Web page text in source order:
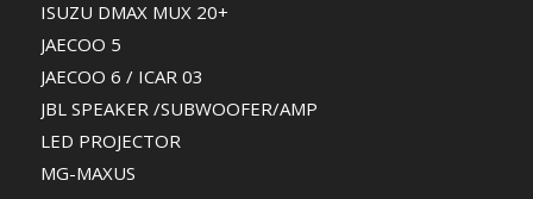
ISUZU DMAX MUX 20+
JAECOO 5
JAECOO 6 / ICAR 03
JBL SPEAKER /SUBWOOFER/AMP
LED PROJECTOR
MG-MAXUS